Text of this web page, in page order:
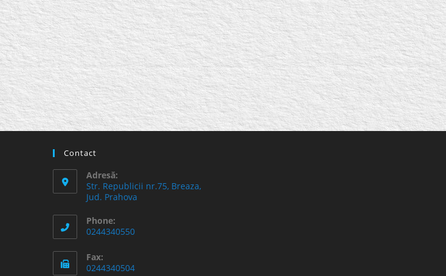
Contact
Adresă:
Str. Republicii nr.75, Breaza,
Jud. Prahova
Phone:
0244340550
Fax:
0244340504